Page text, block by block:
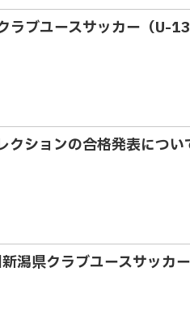
ブユースサッカー（U-
クションの合格発表につい
県クラブユースサッカ